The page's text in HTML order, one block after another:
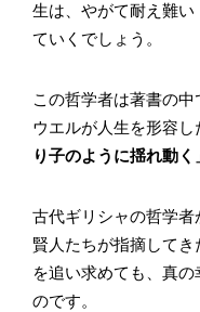
生は、やがて耐え難い
ていくでしょう。
この哲学者は著書の
ウエルが人生を形容し
り子のように揺れ動く
古代ギリシャの哲学
賢人たちが指摘して
を追い求めても、真
のです。